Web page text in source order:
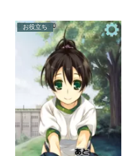
お役立ち